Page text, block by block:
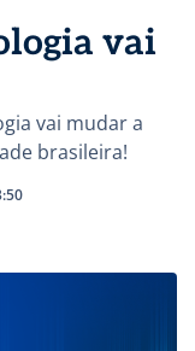
vai
vai mudar a
brasileira!